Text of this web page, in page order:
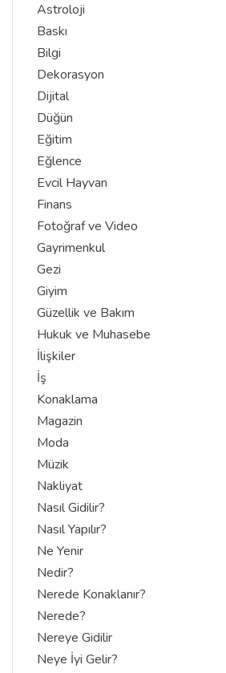
Astroloji
Baskı
Bilgi
Dekorasyon
Dijital
Düğün
Eğitim
Eğlence
Evcil Hayvan
Finans
Fotoğraf ve Video
Gayrimenkul
Gezi
Giyim
Güzellik ve Bakım
Hukuk ve Muhasebe
İlişkiler
İş
Konaklama
Magazin
Moda
Müzik
Nakliyat
Nasıl Gidilir?
Nasıl Yapılır?
Ne Yenir
Nedir?
Nerede Konaklanır?
Nerede?
Nereye Gidilir
Neye İyi Gelir?